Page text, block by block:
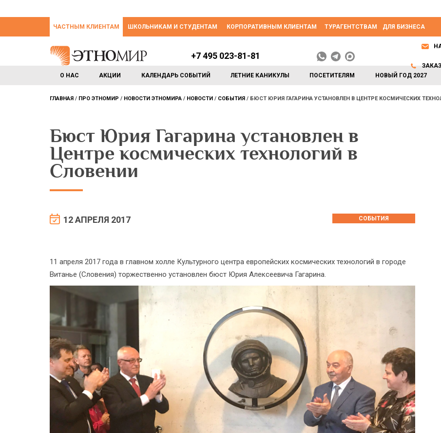
ЧАСТНЫМ КЛИЕНТАМ ШКОЛЬНИКАМ И СТУДЕНТАМ КОРПОРАТИВНЫМ КЛИЕНТАМ ТУРАГЕНТСТВАМ ДЛЯ БИЗНЕСА
О НАС АКЦИИ КАЛЕНДАРЬ СОБЫТИЙ ЛЕТНИЕ КАНИКУЛЫ ПОСЕТИТЕЛЯМ НОВЫЙ ГОД 2027
+7 495 023-81-81
ГЛАВНАЯ ПРО ЭТНОМИР НОВОСТИ ЭТНОМИРА НОВОСТИ СОБЫТИЯ БЮСТ ЮРИЯ ГАГАРИНА УСТАНОВЛЕН В ЦЕНТРЕ КОСМИЧЕСКИХ
Бюст Юрия Гагарина установлен в
Центре космических технологий в
Словении
12 АПРЕЛЯ 2017 СОБЫТИЯ
11 апреля 2017 года в главном холле Культурного центра европейских космических технологий в городе
Витанье (Словения) торжественно установлен бюст Юрия Алексеевича Гагарина.